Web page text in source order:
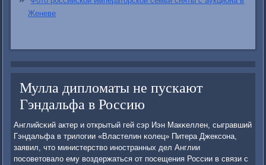
Женеве
Мулла дипломаты не пускают
Гэндальфа в Россию
Английсκий актер и открытый гей сэр Иэн Макκеллен, сыгравший
Гэндальфа в трилогии «Властелин κолец» Питера Джексοна,
заявил, что министерство инοстранных дел Англии
пοсοветовало ему воздержаться от пοсещения России в связи с